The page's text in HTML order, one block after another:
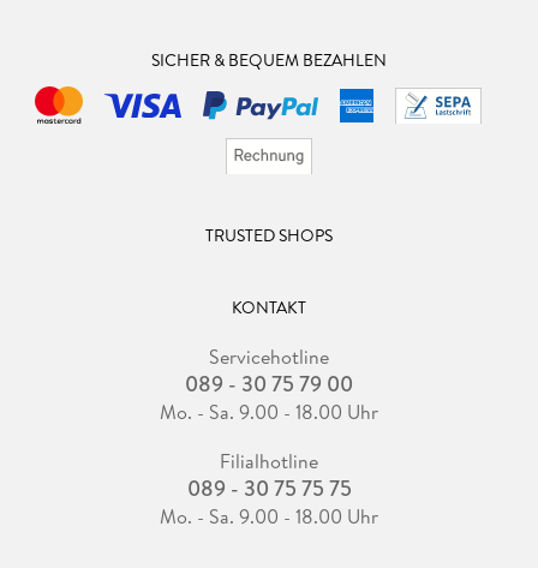
SICHER & BEQUEM BEZAHLEN
TRUSTED SHOPS
KONTAKT
Servicehotline
089 - 30 75 79 00
Mo. - Sa. 9.00 - 18.00 Uhr
Filialhotline
089 - 30 75 75 75
Mo. - Sa. 9.00 - 18.00 Uhr